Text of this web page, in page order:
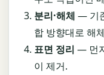
분리·해체 — 기
합 방향대로 해
표면 정리 — 먼
이 제거.